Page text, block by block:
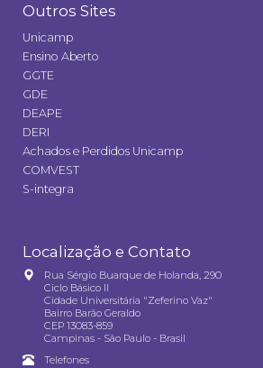
Outros Sites
Unicamp
Ensino Aberto
GGTE
GDE
DEAPE
DERI
Achados e Perdidos Unicamp
COMVEST
S-integra
Localização e Contato
Rua Sérgio Buarque de Holanda, 290
Ciclo Básico II
Cidade Universitária "Zeferino Vaz"
Bairro Barão Geraldo
CEP 13083-859
Campinas - São Paulo - Brasil
Telefones